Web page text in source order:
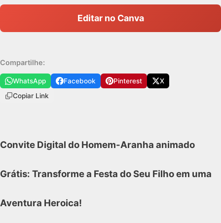
Editar no Canva
Compartilhe:
WhatsApp Facebook Pinterest
X
Copiar Link
Convite Digital do Homem-Aranha animado
Grátis: Transforme a Festa do Seu Filho em uma
Aventura Heroica!